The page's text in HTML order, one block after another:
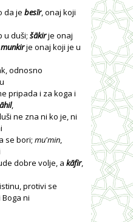
da je besīr, onaj koji
u duši; šākirje onaj
munkirje onaj koji je u
odnosno
pripada i za koga i
,
ne zna ni ko je, ni
se bori; mu'min,
dobre volje, a kāfir,
protivi se
ni